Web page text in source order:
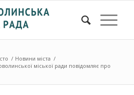
/ Новини міста /
міської ради повідомляє про